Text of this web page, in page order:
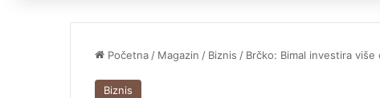
Početna / Magazin / Biznis / Brčko: Bimal investira
Biznis